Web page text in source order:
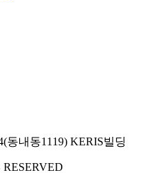
동내동1119) KERIS빌딩